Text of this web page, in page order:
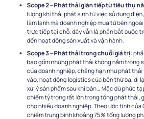
Scope 2 – Phát thải gián tiếp từ tiêu thụ
lượng khí thải phát sinh từ việc sử dụng
làm lạnh mà doanh nghiệp mua từ bên
trực tiếp tại chỗ, đây vẫn là phần bắt buộc
đến hoạt động sản xuất và vận hành.
Scope 3 – Phát thải trong chuỗi giá trị:
bao gồm những phát thải không nằm trong
của doanh nghiệp, chẳng hạn như phát
vào, hoạt động logistics của bên thứ ba, đi
xử lý sản phẩm sau khi bán… Mặc dù phức
chiếm tỷ trọng rất lớn trong tổng phát thải,
cho nhiều doanh nghiệp. Theo ước tính của
chiếm trung bình khoảng 75% tổng lượng